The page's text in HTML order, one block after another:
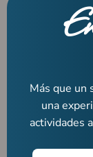
Más que un
una
actividades